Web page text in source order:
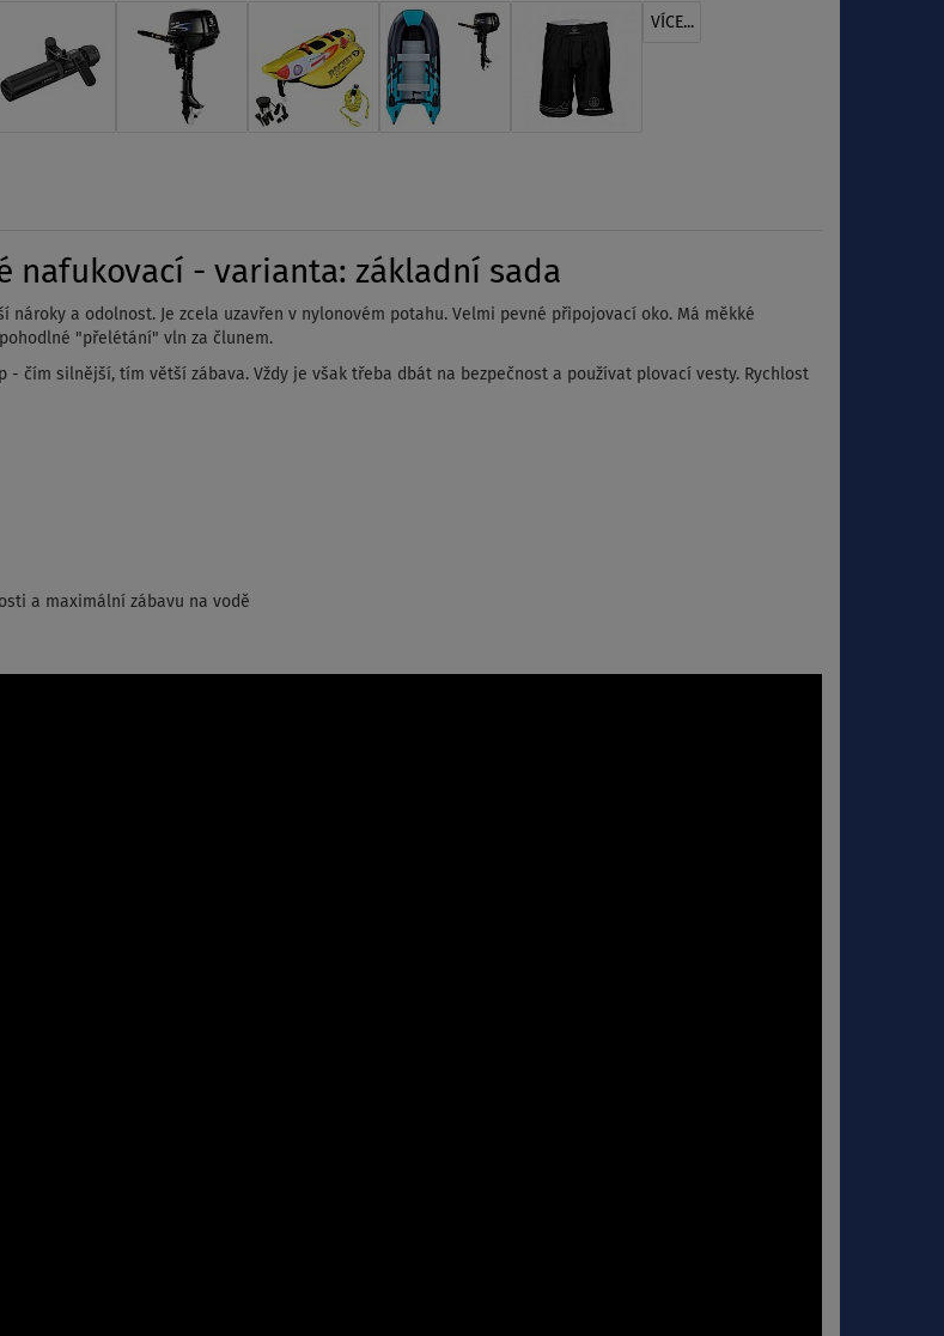
VÍCE...
nafukovací - varianta: základní sada
a odolnost. Je zcela uzavřen v nylonovém potahu. Velmi pevné připojovací oko. Má měkké
"přelétání" vln za člunem.
čím silnější, tím větší zábava. Vždy je však třeba dbát na bezpečnost a používat plovací vesty. Rychlost
a maximální zábavu na vodě